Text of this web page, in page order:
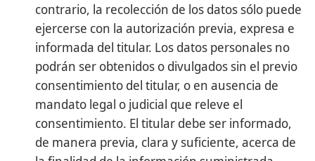
contrario, la recolección de los datos sólo puede
ejercerse con la autorización previa, expresa e
informada del titular. Los datos personales no
podrán ser obtenidos o divulgados sin el previo
consentimiento del titular, o en ausencia de
mandato legal o judicial que releve el
consentimiento. El titular debe ser informado,
de manera previa, clara y suficiente, acerca de